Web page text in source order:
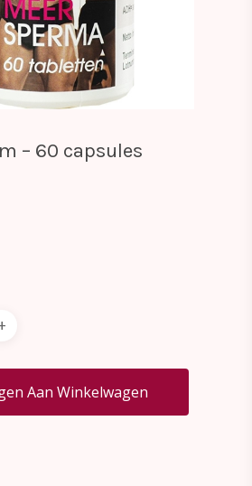
– 60 capsules
Aan Winkelwagen